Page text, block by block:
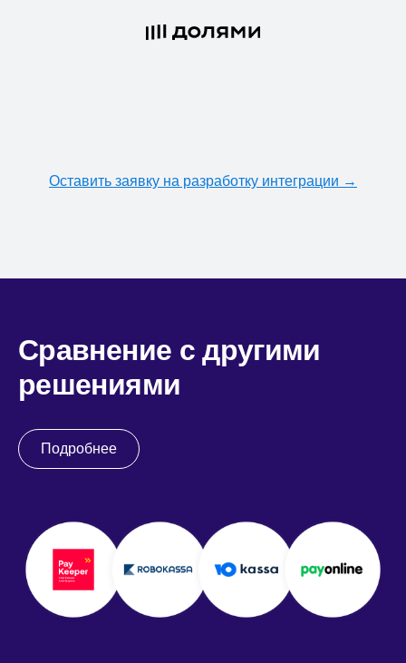
Оставить заявку на разработку интеграции →
Сравнение с другими
решениями
Подробнее